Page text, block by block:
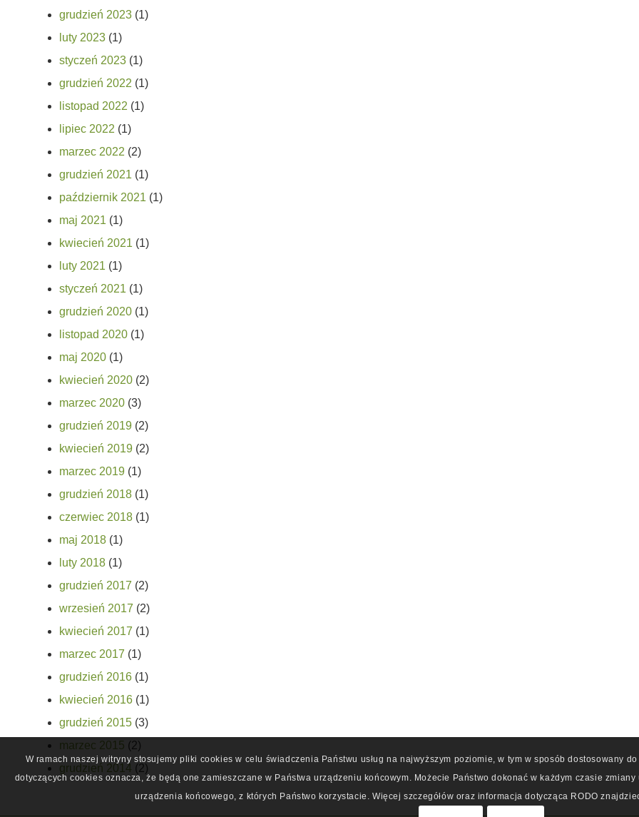
grudzień 2023 (1)
luty 2023 (1)
styczeń 2023 (1)
grudzień 2022 (1)
listopad 2022 (1)
lipiec 2022 (1)
marzec 2022 (2)
grudzień 2021 (1)
październik 2021 (1)
maj 2021 (1)
kwiecień 2021 (1)
luty 2021 (1)
styczeń 2021 (1)
grudzień 2020 (1)
listopad 2020 (1)
maj 2020 (1)
kwiecień 2020 (2)
marzec 2020 (3)
grudzień 2019 (2)
kwiecień 2019 (2)
marzec 2019 (1)
grudzień 2018 (1)
czerwiec 2018 (1)
maj 2018 (1)
luty 2018 (1)
grudzień 2017 (2)
wrzesień 2017 (2)
kwiecień 2017 (1)
marzec 2017 (1)
grudzień 2016 (1)
kwiecień 2016 (1)
grudzień 2015 (3)
marzec 2015 (2)
grudzień 2014 (2)
W ramach naszej witryny stosujemy pliki cookies w celu świadczenia Państwu usług na najwyższym poziomie, w tym w sposób dostosowany
dotyczących cookies oznacza, że będą one zamieszczane w Państwa urządzeniu końcowym. Możecie Państwo dokonać w każdym czasie
urządzenia końcowego, z których Państwo korzystacie. Więcej szczegółów oraz informacja dotycząca RODO